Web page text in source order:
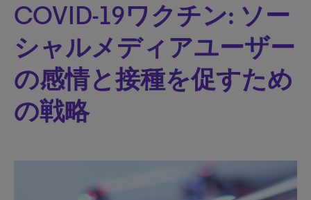
COVID-19ワクチン: ソー
シャルメディアユーザー
の感情と接種を促すため
の戦略